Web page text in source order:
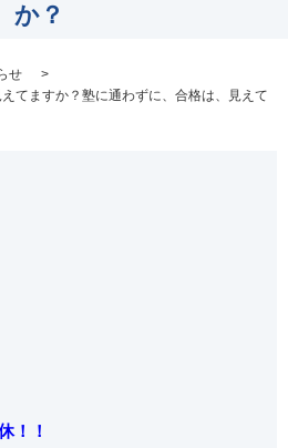
か？
せ
てますか？塾に通わずに、合格は、見えて
！！